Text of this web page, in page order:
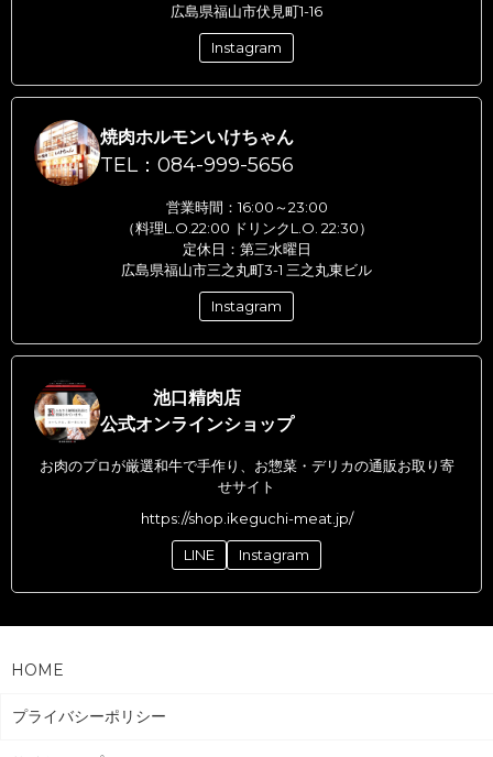
広島県福山市伏見町1-16
Instagram
焼肉ホルモンいけちゃん
TEL：084-999-5656
営業時間：16:00～23:00
（料理L.O.22:00 ドリンクL.O. 22:30）
定休日：第三水曜日
広島県福山市三之丸町3-1 三之丸東ビル
Instagram
池口精肉店
公式オンラインショップ
お肉のプロが厳選和牛で手作り、お惣菜・デリカの通販お取り寄
せサイト
https://shop.ikeguchi-meat.jp/
LINE Instagram
HOME
プライバシーポリシー